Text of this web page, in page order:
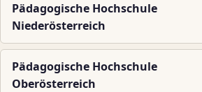
Pädagogische Hochschule
Niederösterreich
Pädagogische Hochschule
Oberösterreich